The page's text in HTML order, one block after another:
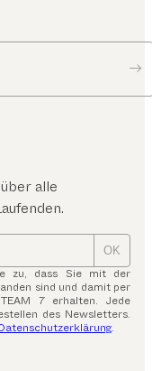
alle
OK
zu, dass Sie mit der
sind und damit per
7 erhalten. Jede
des Newsletters.
.